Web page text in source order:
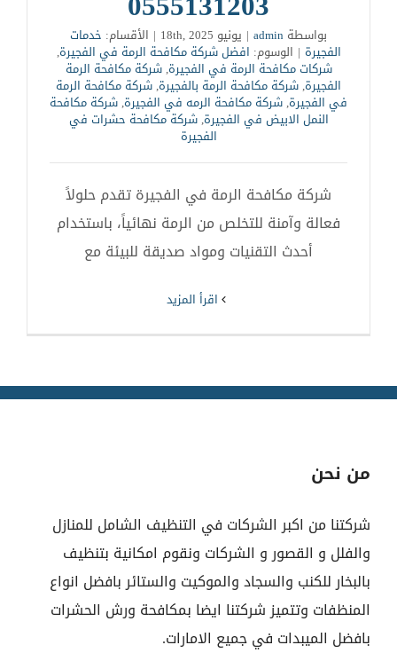
بواسطة admin
| يونيو 18th, 2025 | الأقسام: خدمات
الفجيرة | الوسوم: افضل شركة مكافحة الرمة في الفجيرة,
شركات مكافحة الرمة في الفجيرة,شركة مكافحة الرمة
الفجيرة,شركة مكافحة الرمة بالفجيرة,شركة مكافحة الرمة
في الفجيرة,شركة مكافحة الرمه في الفجيرة,شركة مكافحة
النمل الابيض في الفجيرة,شركة مكافحة حشرات في
الفجيرة
شركة مكافحة الرمة في الفجيرة تقدم حلولاً
فعالة وآمنة للتخلص من الرمة نهائياً، باستخدام
أحدث التقنيات ومواد صديقة للبيئة مع
من نحن
شركتنا من اكبر الشركات في التنظيف الشامل للمنازل
والفلل و القصور و الشركات ونقوم امكانية بتنظيف
بالبخار للكنب والسجاد والموكيت والستائر بافضل انواع
المنظفات وتتميز شركتنا ايضا بمكافحة ورش الحشرات
بافضل الميبدات في جميع الامارات.